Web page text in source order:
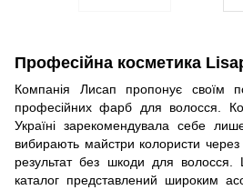
Професійна косметика
Компанія Лисап пропонує своїм
професійних фарб для волосся.
Україні зарекомендувала себе
вибирають майстри колористи
результат без шкоди для волосся.
каталог представлений широким